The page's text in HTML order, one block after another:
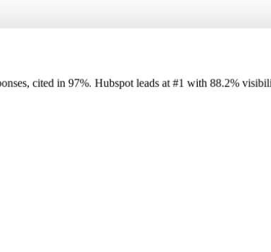
cited in 97%. Hubspotleads at #1 with 88.2%